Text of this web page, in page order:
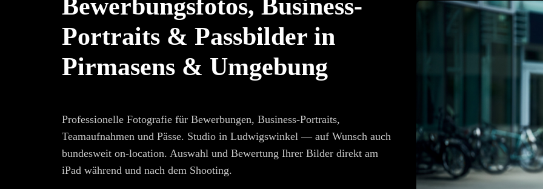
Bewerbungsfotos, Business-
Portraits & Passbilder in
Pirmasens & Umgebung
Professionelle Fotografie für Bewerbungen, Business-Portraits,
Teamaufnahmen und Pässe. Studio in Ludwigswinkel — auf Wunsch auch
bundesweit on-location. Auswahl und Bewertung Ihrer Bilder direkt am
iPad während und nach dem Shooting.